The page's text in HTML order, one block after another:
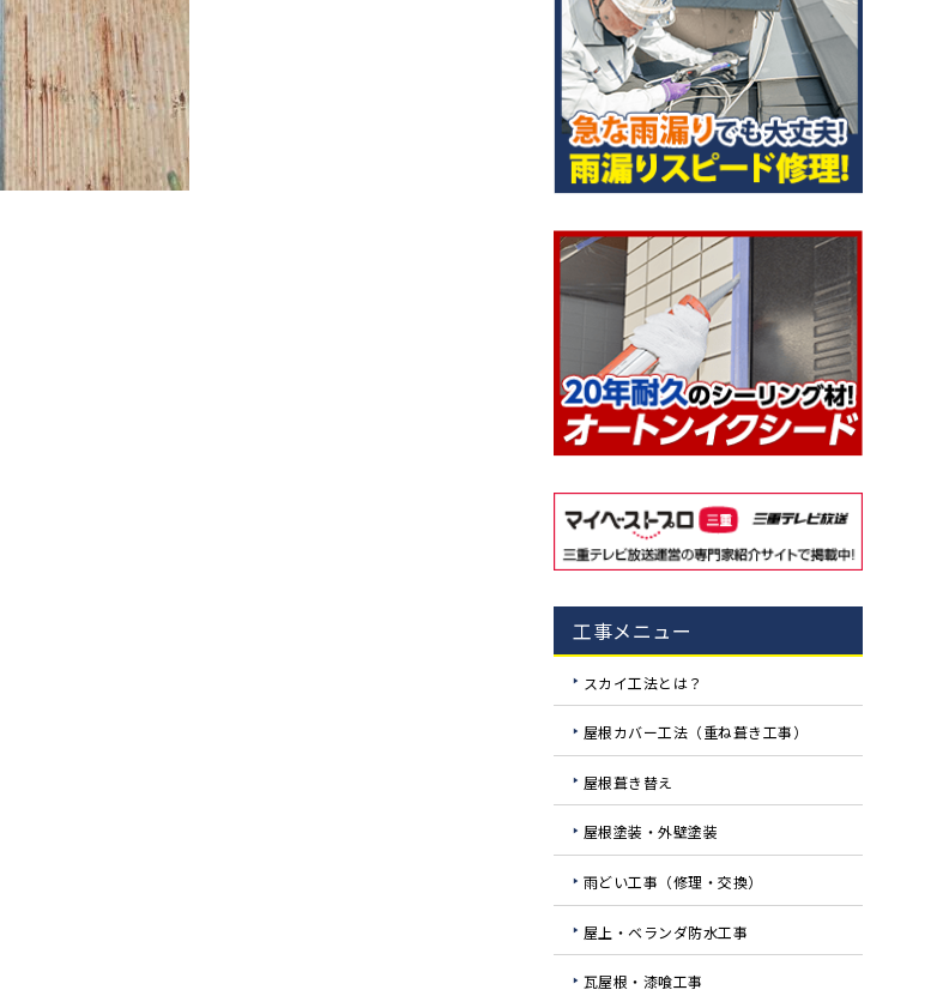
工事メニュー
スカイ工法とは？
屋根カバー工法（重ね葺き工事）
屋根葺き替え
屋根塗装・外壁塗装
雨どい工事（修理・交換）
屋上・ベランダ防水工事
瓦屋根・漆喰工事